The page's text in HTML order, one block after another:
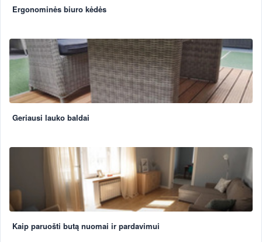
Ergonominės biuro kėdės
Geriausi lauko baldai
Kaip paruošti butą nuomai ir pardavimui